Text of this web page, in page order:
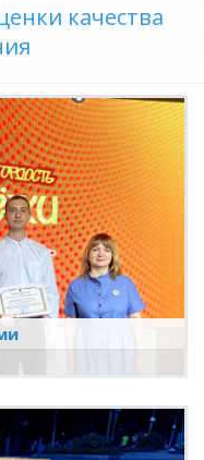
качества